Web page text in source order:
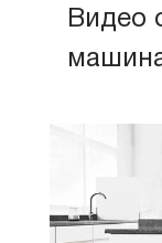
Видео